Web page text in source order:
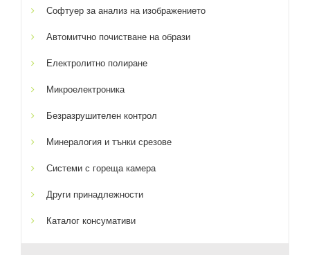
Софтуер за анализ на изображението
Автомитчно почистване на образи
Електролитно полиране
Микроелектроника
Безразрушителен контрол
Минералогия и тънки срезове
Системи с гореща камера
Други принадлежности
Каталог консумативи